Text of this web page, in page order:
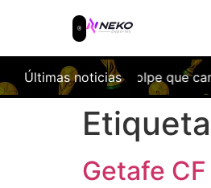
Últimas noticias
el golpe que cambia los planes
Getafe